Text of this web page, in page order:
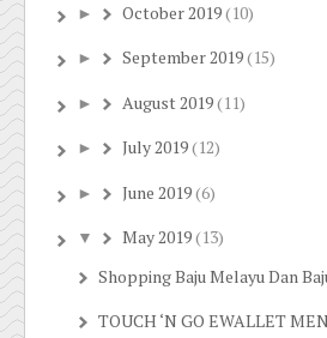
► October 2019(10)
► September 2019(15)
► August 2019(11)
► July 2019(12)
► June 2019(6)
▼ May 2019(13)
Shopping Baju Melayu Dan
TOUCH ‘N GO EWALLET